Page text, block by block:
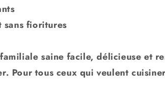
fioritures
saine facile, délicieuse et
Pour tous ceux qui veulent